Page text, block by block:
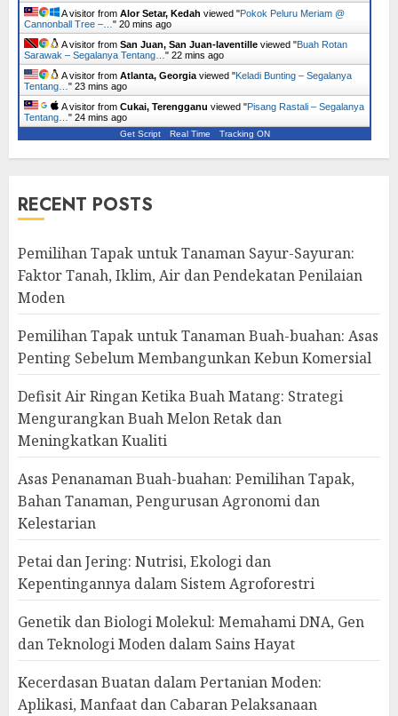
A visitor from Alor Setar, Kedah viewed "Pokok Peluru Meriam @
Cannonball Tree –… " 20 mins ago
A visitor from San Juan, San Juan-laventille viewed "Buah Rotan
Sarawak – Segalanya Tentang… " 22 mins ago
A visitor from Atlanta, Georgia viewed "Keladi Bunting – Segalanya
Tentang… " 23 mins ago
A visitor from Cukai, Terengganu viewed "Pisang Rastali – Segalanya
Tentang… " 24 mins ago
Get Script Real Time Tracking ON
RECENT POSTS
Pemilihan Tapak untuk Tanaman Sayur-Sayuran:
Faktor Tanah, Iklim, Air dan Pendekatan Penilaian
Moden
Pemilihan Tapak untuk Tanaman Buah-buahan: Asas
Penting Sebelum Membangunkan Kebun Komersial
Defisit Air Ringan Ketika Buah Matang: Strategi
Mengurangkan Buah Melon Retak dan
Meningkatkan Kualiti
Asas Penanaman Buah-buahan: Pemilihan Tapak,
Bahan Tanaman, Pengurusan Agronomi dan
Kelestarian
Petai dan Jering: Nutrisi, Ekologi dan
Kepentingannya dalam Sistem Agroforestri
Genetik dan Biologi Molekul: Memahami DNA, Gen
dan Teknologi Moden dalam Sains Hayat
Kecerdasan Buatan dalam Pertanian Moden:
Aplikasi, Manfaat dan Cabaran Pelaksanaan